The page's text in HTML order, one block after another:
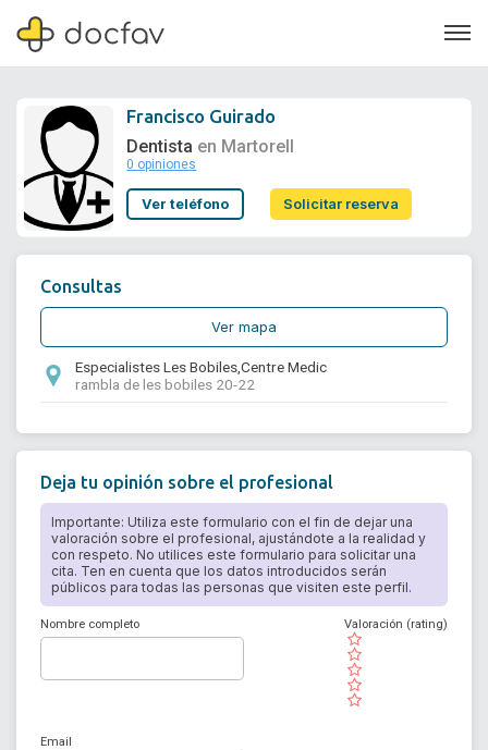
Soporte
Francisco Guirado
Dentista en Martorell
0 opiniones
Ver teléfono Solicitar reserva
Consultas
Ver mapa
Especialistes Les Bobiles,Centre Medic
rambla de les bobiles 20-22
Deja tu opinión sobre el profesional
Importante: Utiliza este formulario con el fin de dejar una
valoración sobre el profesional, ajustándote a la realidad y
con respeto. No utilices este formulario para solicitar una
cita. Ten en cuenta que los datos introducidos serán
públicos para todas las personas que visiten este perfil.
Nombre completo
( )
( )
( )
( )
( )
Valoración (rating)
Email